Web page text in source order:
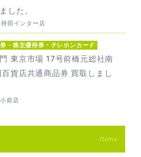
した。
田インター店
・株主優待券・テレホンカード
東京市場 17号前橋元総社南
貨店共通商品券 買取しまし
前店
Items